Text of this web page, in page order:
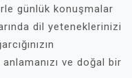
günlük konuşmalar
dil yeteneklerinizi
ve doğal bir